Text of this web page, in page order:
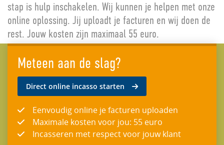
stap is hulp inschakelen. Wij kunnen je helpen met onze
online oplossing. Jij uploadt je facturen en wij doen de
rest. Jouw kosten zijn maximaal 55 euro.
Meteen aan de slag?
Direct online incasso starten
Eenvoudig online je facturen uploaden
Maximale kosten voor jou: 55 euro
Incasseren met respect voor jouw klant